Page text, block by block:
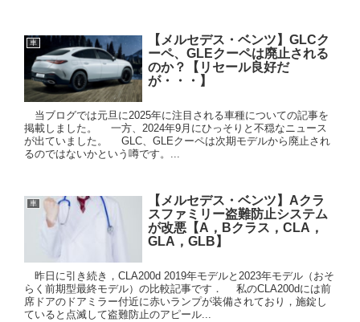
車
【メルセデス・ベンツ】GLCク
ーペ、GLEクーペは廃止される
のか？【リセール良好だ
が・・・】
当ブログでは元旦に2025年に注目される車種についての記事を
掲載しました。 一方、2024年9月にひっそりと不穏なニュース
が出ていました。 GLC、GLEクーペは次期モデルから廃止され
るのではないかという噂です。...
車
【メルセデス・ベンツ】Aクラ
スファミリー盗難防止システム
が改悪【A，Bクラス，CLA，
GLA，GLB】
昨日に引き続き，CLA200d 2019年モデルと2023年モデル（おそ
らく前期型最終モデル）の比較記事です． 私のCLA200dには前
席ドアのドアミラー付近に赤いランプが装備されており，施錠し
ていると点滅して盗難防止のアピール...